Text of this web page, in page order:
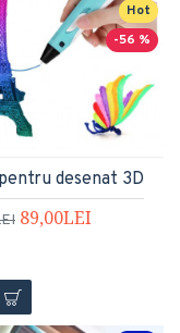
Hot
-56 %
desenat 3D
89,00LEI